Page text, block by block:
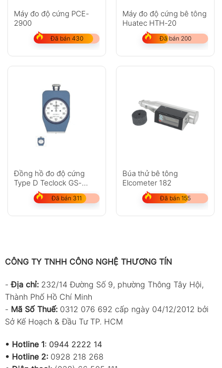
Máy đo độ cứng PCE-
2900
Đã bán 430
Máy đo độ cứng bê tông
Huatec HTH-20
Đã bán 200
Đồng hồ đo độ cứng
Type D Teclock GS-
Đã bán 311
Búa thử bê tông
Elcometer 182
Đã bán 155
CÔNG TY TNHH CÔNG NGHỆ THƯƠNG TÍN
-Địa chỉ: 232/14 Đường Số 9, phường Thông Tây Hội,
Thành Phố Hồ Chí Minh
- Mã Số Thuế: 0312 076 692 cấp ngày 04/12/2012 bởi
Sở Kế Hoạch & Đầu Tư TP. HCM
• Hotline 1: 0944 2222 14
• Hotline 2: 0928 218 268